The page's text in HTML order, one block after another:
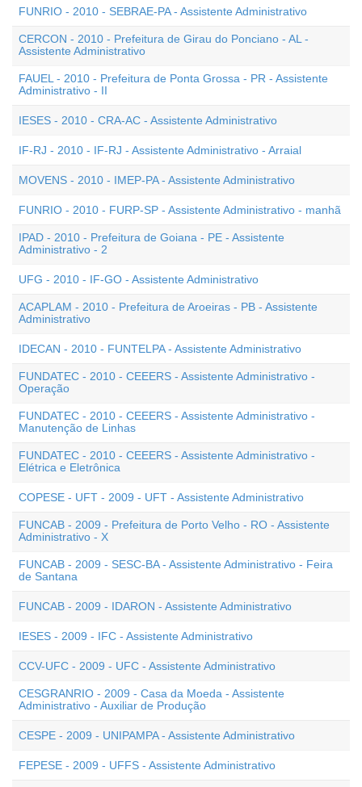
FUNRIO - 2010 - SEBRAE-PA - Assistente Administrativo
CERCON - 2010 - Prefeitura de Girau do Ponciano - AL -
Assistente Administrativo
FAUEL - 2010 - Prefeitura de Ponta Grossa - PR - Assistente
Administrativo - II
IESES - 2010 - CRA-AC - Assistente Administrativo
IF-RJ - 2010 - IF-RJ - Assistente Administrativo - Arraial
MOVENS - 2010 - IMEP-PA - Assistente Administrativo
FUNRIO - 2010 - FURP-SP - Assistente Administrativo - manhã
IPAD - 2010 - Prefeitura de Goiana - PE - Assistente
Administrativo - 2
UFG - 2010 - IF-GO - Assistente Administrativo
ACAPLAM - 2010 - Prefeitura de Aroeiras - PB - Assistente
Administrativo
IDECAN - 2010 - FUNTELPA - Assistente Administrativo
FUNDATEC - 2010 - CEEERS - Assistente Administrativo -
Operação
FUNDATEC - 2010 - CEEERS - Assistente Administrativo -
Manutenção de Linhas
FUNDATEC - 2010 - CEEERS - Assistente Administrativo -
Elétrica e Eletrônica
COPESE - UFT - 2009 - UFT - Assistente Administrativo
FUNCAB - 2009 - Prefeitura de Porto Velho - RO - Assistente
Administrativo - X
FUNCAB - 2009 - SESC-BA - Assistente Administrativo - Feira
de Santana
FUNCAB - 2009 - IDARON - Assistente Administrativo
IESES - 2009 - IFC - Assistente Administrativo
CCV-UFC - 2009 - UFC - Assistente Administrativo
CESGRANRIO - 2009 - Casa da Moeda - Assistente
Administrativo - Auxiliar de Produção
CESPE - 2009 - UNIPAMPA - Assistente Administrativo
FEPESE - 2009 - UFFS - Assistente Administrativo